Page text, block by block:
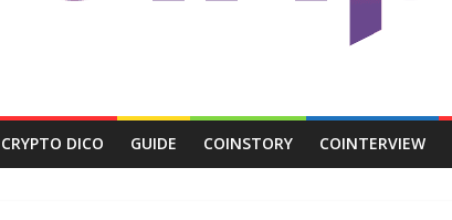
CRYPTO DICO GUIDE COINSTORY COINTERVIEW